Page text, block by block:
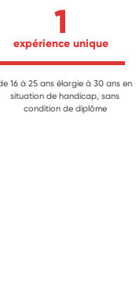
1
expérience unique
16 à 25 ans élargie à 30 ans en
situation de handicap, sans
condition de diplôme